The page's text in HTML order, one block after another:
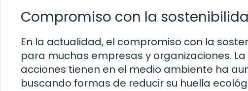
Compromiso con la
En la actualidad, el compromiso con la
para muchas empresas y organizaciones.
acciones tienen en el medio ambiente ha
buscando formas de reducir su huella